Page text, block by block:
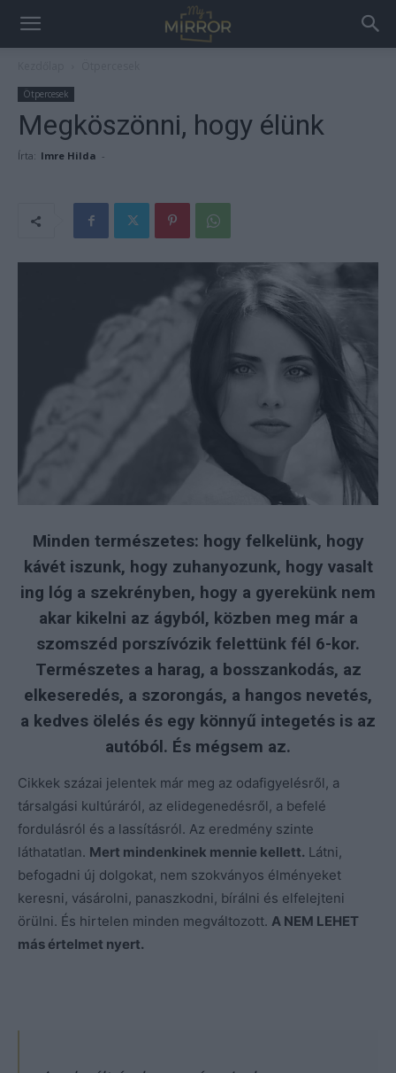
Ötpercesek
Megköszönni, hogy élünk
Írta: Imre Hilda -
Minden természetes: hogy felkelünk, hogy
kávét iszunk, hogy zuhanyozunk, hogy vasalt
ing lóg a szekrényben, hogy a gyerekünk nem
akar kikelni az ágyból, közben meg már a
szomszéd porszívózik felettünk fél 6-kor.
Természetes a harag, a bosszankodás, az
elkeseredés, a szorongás, a hangos nevetés,
a kedves ölelés és egy könnyű integetés is az
autóból. És mégsem az.
Cikkek százai jelentek már meg az odafigyelésről, a
társalgási kultúráról, az elidegenedésről, a befelé
fordulásról és a lassításról. Az eredmény szinte
láthatatlan. Mert mindenkinek mennie kellett. Látni,
befogadni új dolgokat, nem szokványos élményeket
keresni, vásárolni, panaszkodni, bírálni és elfelejteni
örülni. És hirtelen minden megváltozott. A NEM LEHET
más értelmet nyert.